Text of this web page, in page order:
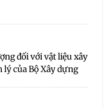
đối với vật liệu xây
của Bộ Xây dựng